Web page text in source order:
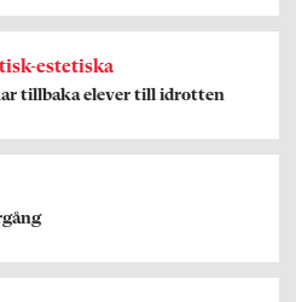
estetiska
tillbaka elever till idrotten